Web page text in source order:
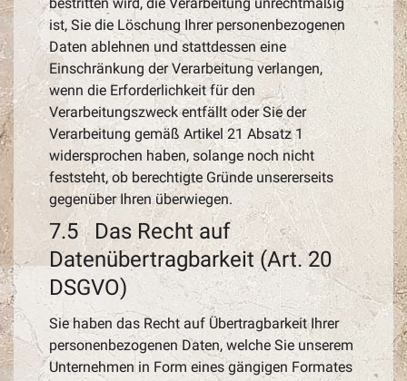
bestritten wird, die Verarbeitung unrechtmäßig
ist, Sie die Löschung Ihrer personenbezogenen
Daten ablehnen und stattdessen eine
Einschränkung der Verarbeitung verlangen,
wenn die Erforderlichkeit für den
Verarbeitungszweck entfällt oder Sie der
Verarbeitung gemäß Artikel 21 Absatz 1
widersprochen haben, solange noch nicht
feststeht, ob berechtigte Gründe unsererseits
gegenüber Ihren überwiegen.
7.5 Das Recht auf
Datenübertragbarkeit (Art. 20
DSGVO)
Sie haben das Recht auf Übertragbarkeit Ihrer
personenbezogenen Daten, welche Sie unserem
Unternehmen in Form eines gängigen Formates